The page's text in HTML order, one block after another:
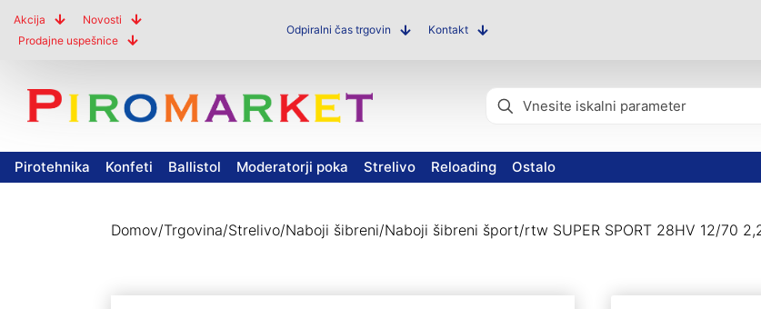
Akcija
Novosti
Prodajne uspešnice
Odpiralni čas trgovin Kontakt
Pirotehnika Konfeti Ballistol Moderatorji poka Strelivo Reloading Ostalo
Domov/Trgovina/Strelivo/Naboji šibreni/Naboji šibreni šport/rtw SUPER SPORT 28HV 12/70